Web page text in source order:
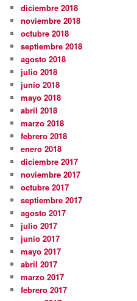
diciembre 2018
noviembre 2018
octubre 2018
septiembre 2018
agosto 2018
julio 2018
junio 2018
mayo 2018
abril 2018
marzo 2018
febrero 2018
enero 2018
diciembre 2017
noviembre 2017
octubre 2017
septiembre 2017
agosto 2017
julio 2017
junio 2017
mayo 2017
abril 2017
marzo 2017
febrero 2017